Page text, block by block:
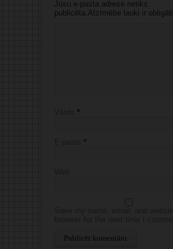
Jūsu e-pasta adrese netiks
publicēta.Atzīmētie lauki ir obligāti
*
*